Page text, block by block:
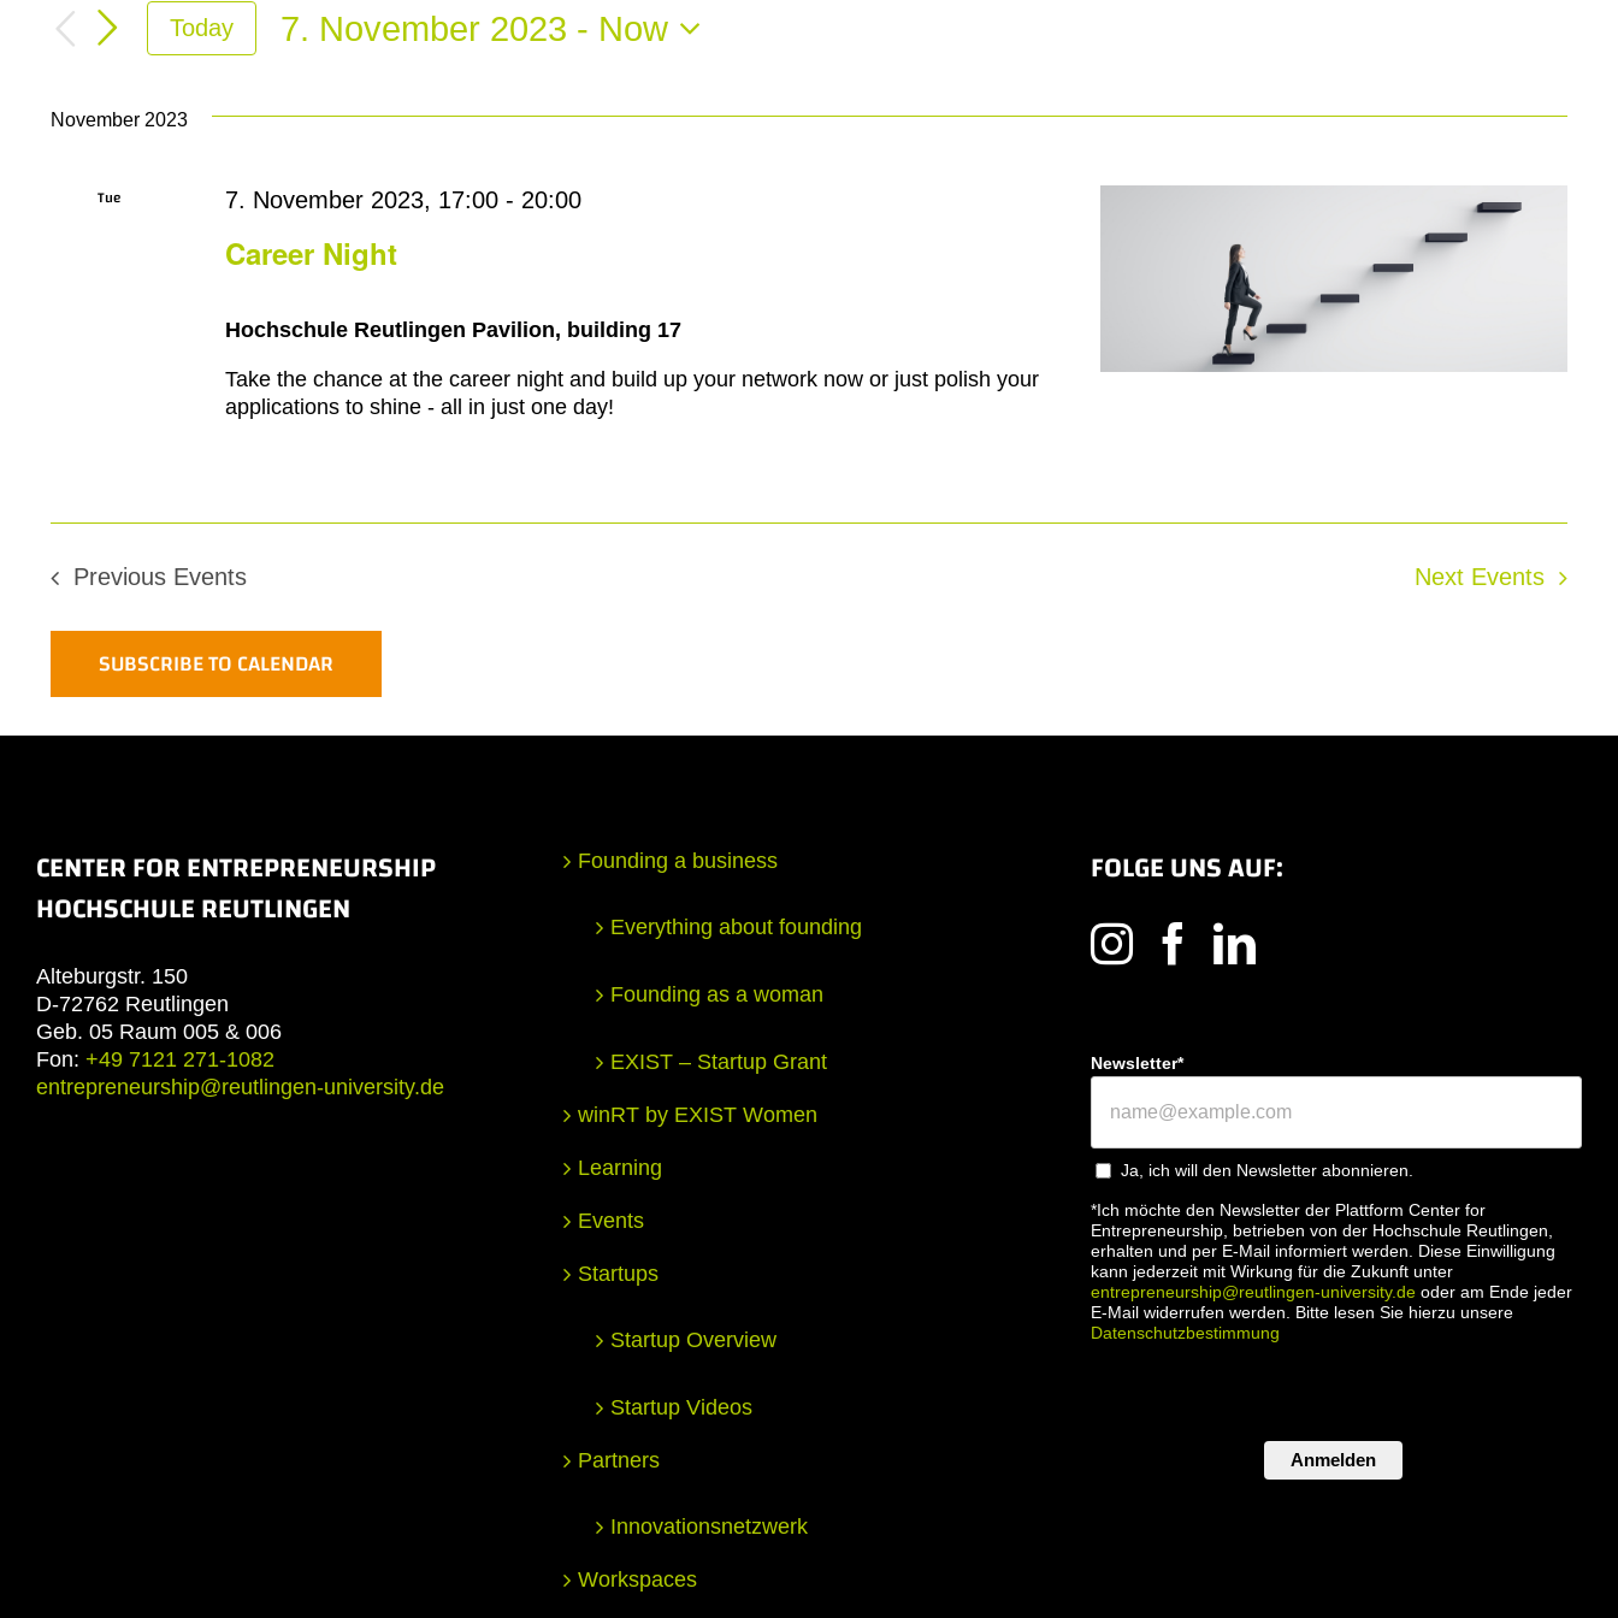
and
Views
Navigation
for
Events
Today 7. November 2023 - Now
November 2023
Tue
7 Career Night
7. November 2023, 17:00 - 20:00
Hochschule Reutlingen Pavilion, building 17
Take the chance at the career night and build up your network now or just polish your
applications to shine - all in just one day!
Previous Events Next Events
SUBSCRIBE TO CALENDAR
CENTER FOR ENTREPRENEURSHIP
HOCHSCHULE REUTLINGEN
Alteburgstr. 150
D-72762 Reutlingen
Geb. 05 Raum 005 & 006
Fon: +49 7121 271-1082
entrepreneurship@reutlingen-university.de
Founding a business
Everything about founding
Founding as a woman
EXIST – Startup Grant
winRT by EXIST Women
Learning
Events
Startups
Startup Overview
Startup Videos
Partners
Innovationsnetzwerk
Workspaces
FOLGE UNS AUF:
Newsletter*
Ja, ich will den Newsletter abonnieren.
*Ich möchte den Newsletter der Plattform Center for
Entrepreneurship, betrieben von der Hochschule Reutlingen,
erhalten und per E-Mail informiert werden. Diese Einwilligung
kann jederzeit mit Wirkung für die Zukunft unter
entrepreneurship@reutlingen-university.de oder am Ende jeder
E-Mail widerrufen werden. Bitte lesen Sie hierzu unsere
Datenschutzbestimmung
Anmelden